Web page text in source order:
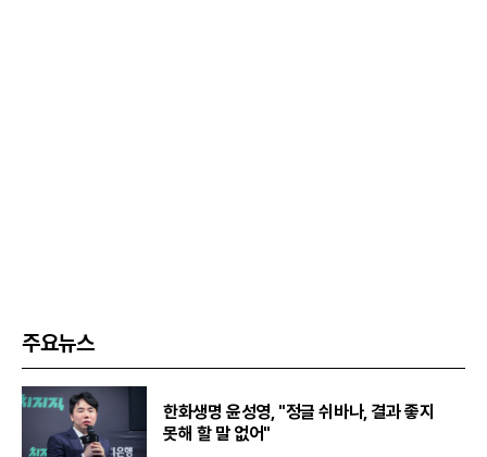
주요뉴스
한화생명 윤성영, "정글 쉬바나, 결과 좋지
못해 할 말 없어"